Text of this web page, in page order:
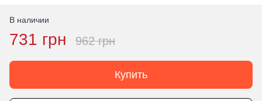
В наличии
731 грн 962 грн
Купить